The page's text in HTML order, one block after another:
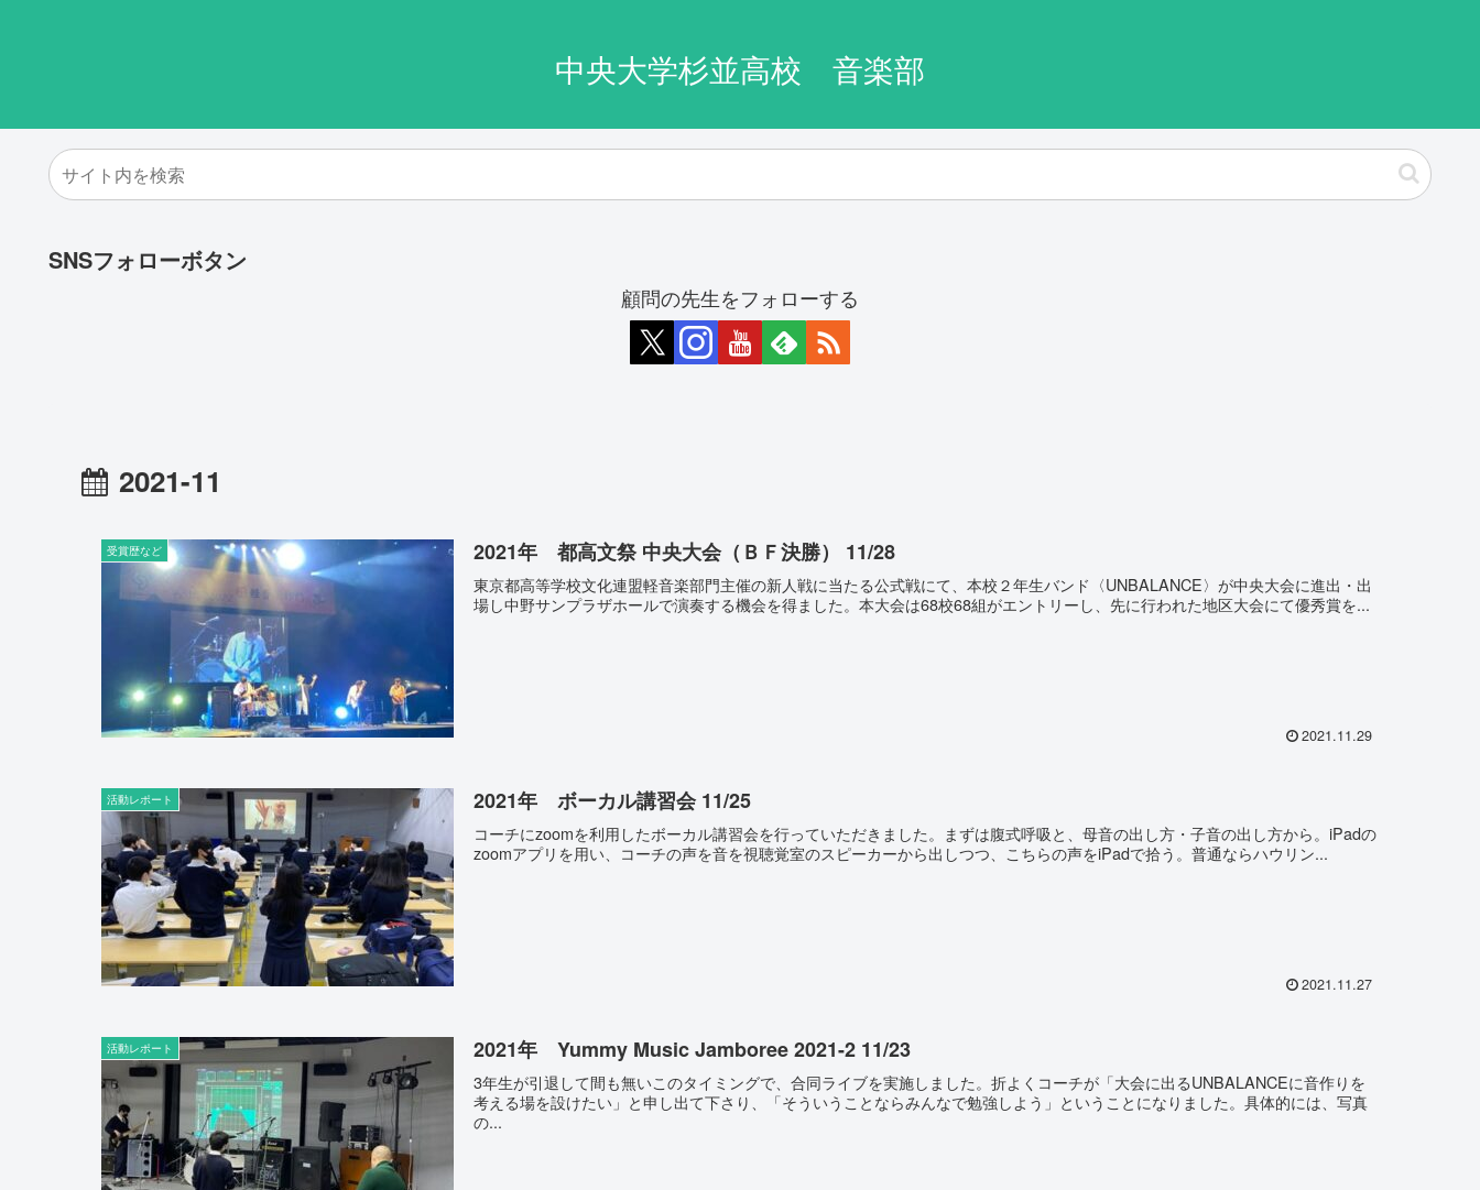
中央大学杉並高校 音楽部
SNSフォローボタン
顧問の先生をフォローする
2021-11
受賞歴など 2021年 都高文祭 中央大会（ＢＦ決勝） 11/28
東京都高等学校文化連盟軽音楽部門主催の新人戦に当たる公式戦にて、本校２年生バンド〈UNBALANCE〉が中央大会に進出・出
場し中野サンプラザホールで演奏する機会を得ました。本大会は68校68組がエントリーし、先に行われた地区大会にて優秀賞を...
2021.11.29
活動レポート 2021年 ボーカル講習会 11/25
コーチにzoomを利用したボーカル講習会を行っていただきました。まずは腹式呼吸と、母音の出し方・子音の出し方から。iPadの
zoomアプリを用い、コーチの声を音を視聴覚室のスピーカーから出しつつ、こちらの声をiPadで拾う。普通ならハウリン...
2021.11.27
活動レポート 2021年 Yummy Music Jamboree 2021-2 11/23
3年生が引退して間も無いこのタイミングで、合同ライブを実施しました。折よくコーチが「大会に出るUNBALANCEに音作りを
考える場を設けたい」と申し出て下さり、「そういうことならみんなで勉強しよう」ということになりました。具体的には、写真
の...